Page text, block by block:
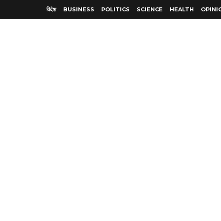
विदेश BUSINESS POLITICS SCIENCE HEALTH